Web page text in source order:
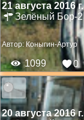
21 августа 2016 г.
Зелёный Бор-2
Автор: Коныгин-Артур
1099 0
20 августа 2016 г.